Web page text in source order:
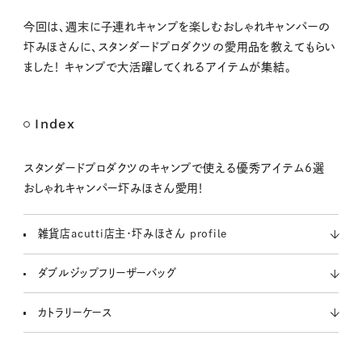
今回は、週末に子連れキャンプを楽しむおしゃれキャンパーの
圷みほさんに、スタンダードプロダクツの愛用品を教えてもらい
ました！ キャンプで大活躍してくれるアイテムが集結。
Index
スタンダードプロダクツのキャンプで使える優秀アイテム6選
おしゃれキャンパー圷みほさん愛用！
雑貨店acutti店主・圷みほさん profile
ダブルジップフリーザーバッグ
カトラリーケース